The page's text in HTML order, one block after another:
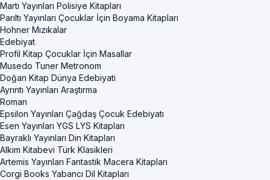
Martı Yayınları Polisiye Kitapları
Parıltı Yayınları Çocuklar İçin Boyama Kitapları
Hohner Mızıkalar
Edebiyat
Profil Kitap Çocuklar İçin Masallar
Musedo Tuner Metronom
Doğan Kitap Dünya Edebiyati
Ayrıntı Yayınları Araştırma
Roman
Epsilon Yayınları Çağdaş Çocuk Edebiyatı
Esen Yayınları YGS LYS Kitapları
Bayraklı Yayınları Din Kitapları
Alkım Kitabevi Türk Klasikleri
Artemis Yayınları Fantastik Macera Kitapları
Corgi Books Yabancı Dil Kitapları